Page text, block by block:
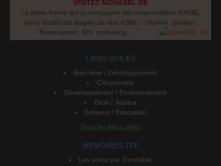
VISITEZ MONASBL.BE
La plate-forme qui accompagne les responsables d’ASBL
dans toutes les étapes de leur ASBL : création, gestion,
financement, RH, marketing...
LIENS UTILES
Bien-être / Développement
Citoyenneté
Développement / Environnement
Droit / Justice
Enfance / Education
Tous les liens utiles
MÉMOIRES TFE
Les soins par l\'invisible